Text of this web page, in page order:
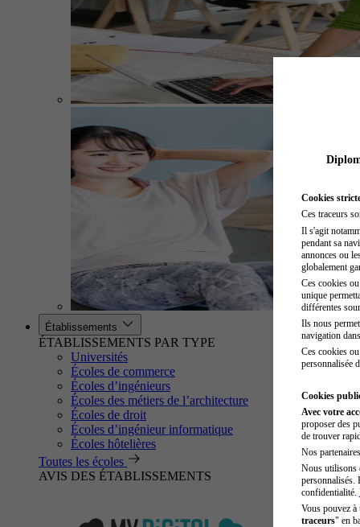
Établissements
ÉTABLISSEMENTS PAR TYPE
Universités
Écoles de commerce
Écoles d’ingénieurs
Écoles des métiers de l’architecture
Écoles de droit
Écoles d’ingénieur informatique
Écoles hôtelières
Toutes les écoles
AVIS DES ÉTABLISSEMENTS
Cookies
Ces traceurs
Il s'agit
pendant sa
annonces ou
globalement
Ces cookies
unique
différentes
Ils nous
navigation
Ces cookies
personnalisée
Cookies
Avec votre
proposer des
de trouver
Nos
Nous utilisons
personnalisés.
confidentialité.
Vous pouvez
traceurs" en